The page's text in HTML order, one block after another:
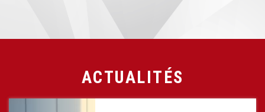
ACTUALITÉS